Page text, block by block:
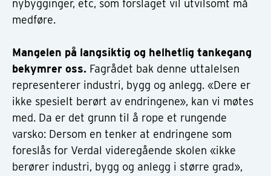
nybygginger, etc, som forslaget vil utvilsomt må
medføre.
Mangelen på langsiktig og helhetlig tankegang
bekymrer oss. Fagrådet bak denne uttalelsen
representerer industri, bygg og anlegg. «Dere er
ikke spesielt berørt av endringene», kan vi møtes
med. Da er det grunn til å rope et rungende
varsko: Dersom en tenker at endringene som
foreslås for Verdal videregående skolen «ikke
berører industri, bygg og anlegg i større grad»,